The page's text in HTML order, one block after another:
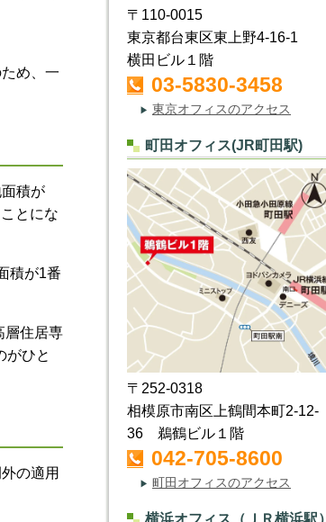
め、一
積が
とにな
積が1番
層住居専
がひと
の適用
〒110-0015
東京都台東区東上野4-16-1
横田ビル１階
03-5830-3458
▶ 東京オフィスのアクセス
町田オフィス(JR町田駅)
〒252-0318
相模原市南区上鶴間本町2-12-
36 鵜鶴ビル１階
042-705-8600
▶ 町田オフィスのアクセス